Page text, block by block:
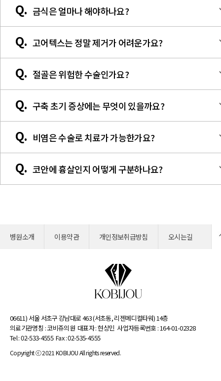
코의 붓기와 연조직의 당김으로 인해 나타나는 자연적인 현상입니
다. 일반적으로는 시간이 지나면서 점차 내려오게 되므로 최소 1개
월은 지켜보는 것이 좋습니다. 만약 1개월이 지난 후 수술 직후보다
코가 더 들려올라가 있는 상태라면 조기교정이 필요할 수 있습니다.
Q. 금식은 얼마나 해야하나요?
Q. 고어텍스는 정말 제거가 어려운가요?
멍들 속으로 조직이 자라들어와 코에 유착이 되어 잘 움직이지 않게
됩니다.
하지만 코 수술에 숙련된 전문의의 경우 충분히 제거가 가능합니다.
Q. 절골은 위험한 수술인가요?
에 가깝습니다. 절골 시 눈물샘과 내안각 인대가 붙어있는 부위의
위치만 잘 잡으면 안전하게 시행할 수 있습니다.
또한 절골을 통해 좁혀 준 코 뼈는 복원이 가능합니다. 절골은 코뼈
가 넓거나 비대칭, 휘어진 경우에 꼭 필요한 수술이기도 합니다.
Q. 구축 초기 증상에는 무엇이 있을까요?
기는 구축과 염증, 감염, 괴사와 같이 피부 및 내부 구조물이 녹으면
서 생기는 구축이 있습니다. 전자와 같이 이물질에 의해 연조직이
수축되면서 코끝이 당겨올라가는 경우, 코에 찌릿찌릿하고 당기는
느낌이 자주 생기게 됩니다. 또한 코 끝이 점점 들리는 것을 2-3개
월 차 사진으로 비교해 볼 수 있습니다. 그리고 염증이나 감염에 의
리 병원에 내원하여 항생제 치료를 받아야하며 증상이 호전되지 않
는 경우 수술을 통해 보형물을 제거해 주어야 합니다.
Q. 비염은 수술로 치료가 가능한가요?
벽에 있는 비갑개라는 구조가 커져 비강 호흡을 방해하는 질환을 말
합니다. 이 경우 비대해진 하비갑개를 축소해주는 수술이 필요하며
Q. 코안에 흉살인지 어떻게 구분하나요?
이 경우 스테로이드 주사나 수술적 치료가 필요할 수 있습니다.
병원소개 이용약관 개인정보취급방침 오시는길
06611) 서울 서초구 강남대로 463 (서초동, 리젠메디컬타워) 14층
의료기관명칭 : 코비쥬의원 대표자 : 현상민 사업자등록번호 : 164-01-02328
Tel : 02-533-4555 Fax : 02-535-4555
Copyright ⓒ 2021 KOBIJOU All rights reserved.